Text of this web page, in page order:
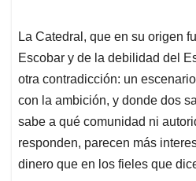
La Catedral, que en su origen
Escobar y de la debilidad del
otra contradicción: un
con la ambición, y donde dos
sabe a qué comunidad ni
responden, parecen más
dinero que en los fieles que